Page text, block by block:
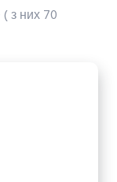
( з них 70